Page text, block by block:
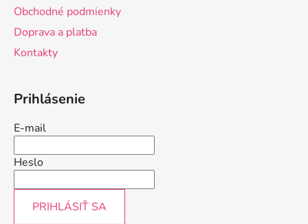
Obchodné podmienky
Doprava a platba
Kontakty
Prihlásenie
E-mail
Heslo
PRIHLÁSIŤ SA